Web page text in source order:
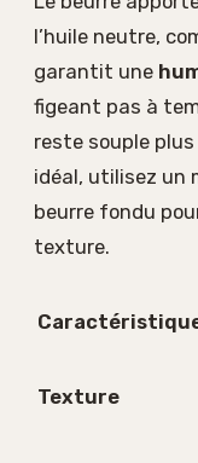
l’huile neutre,
garantit une
figeant pas à
reste souple
idéal, utilisez un
beurre fondu
texture.
Texture